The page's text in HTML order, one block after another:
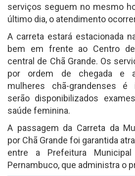
serviços seguem no mesmo
último dia, o atendimento
A carreta estará estacionada
bem em frente ao Centro
central de Chã Grande. Os
por ordem de chegada e
mulheres chã-grandenses é
serão disponibilizados
saúde feminina.
A passagem da Carreta da
por Chã Grande foi garantida
entre a Prefeitura
Pernambuco, que administra o